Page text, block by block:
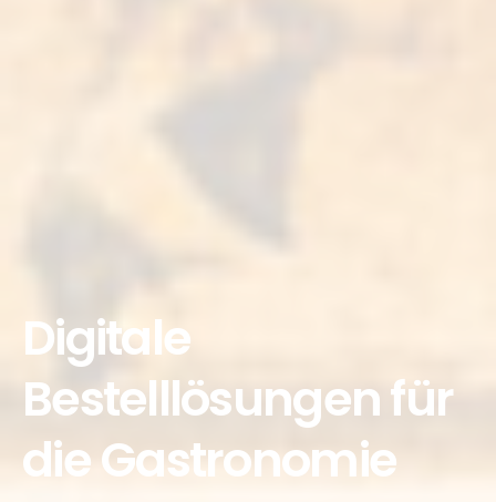
Digitale
Bestelllösungen für
die Gastronomie